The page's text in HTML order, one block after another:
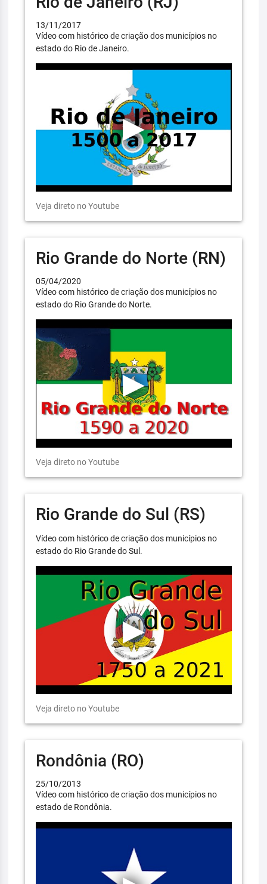
13/11/2017
Vídeo com histórico de criação dos municípios no
estado do Rio de Janeiro.
Veja direto no Youtube
Rio Grande do Norte (RN)
05/04/2020
Vídeo com histórico de criação dos municípios no
estado do Rio Grande do Norte.
Veja direto no Youtube
Rio Grande do Sul (RS)
Vídeo com histórico de criação dos municípios no
estado do Rio Grande do Sul.
Veja direto no Youtube
Rondônia (RO)
25/10/2013
Vídeo com histórico de criação dos municípios no
estado de Rondônia.